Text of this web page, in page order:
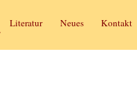
Literatur Neues Kontakt